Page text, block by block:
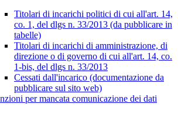
Titolari di incarichi politici di cui all'art. 14,
co. 1, del dlgs n. 33/2013 (da pubblicare in
tabelle)
Titolari di incarichi di amministrazione, di
direzione o di governo di cui all'art. 14, co.
1-bis, del dlgs n. 33/2013
Cessati dall'incarico (documentazione da
pubblicare sul sito web)
per mancata comunicazione dei dati